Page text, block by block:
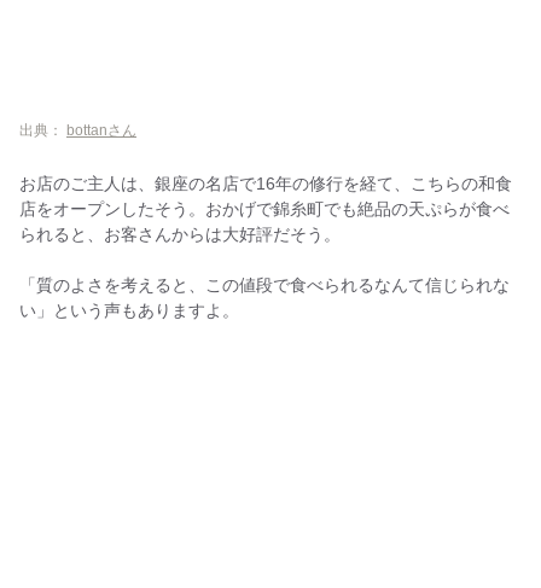
出典： bottanさん
お店のご主人は、銀座の名店で16年の修行を経て、こちらの和食
店をオープンしたそう。おかげで錦糸町でも絶品の天ぷらが食べ
られると、お客さんからは大好評だそう。
「質のよさを考えると、この値段で食べられるなんて信じられな
い」という声もありますよ。